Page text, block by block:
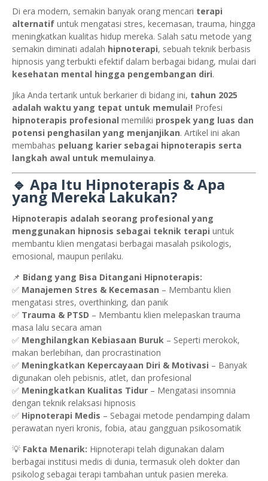
Di era modern, semakin banyak orang mencari terapi
alternatif untuk mengatasi stres, kecemasan, trauma, hingga
meningkatkan kualitas hidup mereka. Salah satu metode yang
semakin diminati adalah hipnoterapi, sebuah teknik berbasis
hipnosis yang terbukti efektif dalam berbagai bidang, mulai dari
kesehatan mental hingga pengembangan diri.
Jika Anda tertarik untuk berkarier di bidang ini, tahun 2025
adalah waktu yang tepat untuk memulai! Profesi
hipnoterapis profesional memiliki prospek yang luas dan
potensi penghasilan yang menjanjikan. Artikel ini akan
membahas peluang karier sebagai hipnoterapis serta
langkah awal untuk memulainya.
🔹 Apa Itu Hipnoterapis & Apa
yang Mereka Lakukan?
Hipnoterapis adalah seorang profesional yang
menggunakan hipnosis sebagai teknik terapi untuk
membantu klien mengatasi berbagai masalah psikologis,
emosional, maupun perilaku.
📌 Bidang yang Bisa Ditangani Hipnoterapis:
✅ Manajemen Stres & Kecemasan – Membantu klien
mengatasi stres, overthinking, dan panik
✅ Trauma & PTSD – Membantu klien melepaskan trauma
masa lalu secara aman
✅ Menghilangkan Kebiasaan Buruk – Seperti merokok,
makan berlebihan, dan procrastination
✅ Meningkatkan Kepercayaan Diri & Motivasi – Banyak
digunakan oleh pebisnis, atlet, dan profesional
✅ Meningkatkan Kualitas Tidur – Mengatasi insomnia
dengan teknik relaksasi hipnosis
✅ Hipnoterapi Medis – Sebagai metode pendamping dalam
perawatan nyeri kronis, fobia, atau gangguan psikosomatik
💡 Fakta Menarik: Hipnoterapi telah digunakan dalam
berbagai institusi medis di dunia, termasuk oleh dokter dan
psikolog sebagai terapi tambahan untuk pasien mereka.